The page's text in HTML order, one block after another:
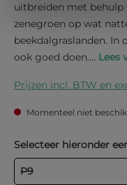
uitbreiden met behulp
zenegroen op wat
beekdalgraslanden. In
ook goed doen.... Lees
Prijzen incl. BTW en
Momenteel niet
Selecteer hieronder
P9